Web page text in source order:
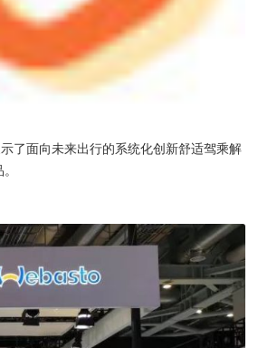
了面向未来出行的系统化创新舒适驾乘解